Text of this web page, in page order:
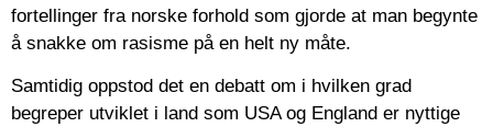
fortellinger fra norske forhold som gjorde at man begynte
å snakke om rasisme på en helt ny måte.
Samtidig oppstod det en debatt om i hvilken grad
begreper utviklet i land som USA og England er nyttige